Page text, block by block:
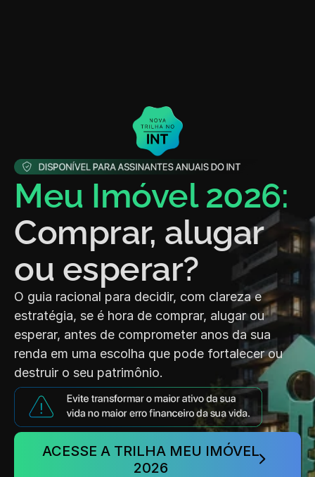
Comprar, alugar
ou esperar?
O guia racional para decidir, com clareza e
estratégia, se é hora de comprar, alugar ou
esperar, antes de comprometer anos da sua
renda em uma escolha que pode fortalecer ou
destruir o seu patrimônio.
ACESSE A TRILHA MEU IMÓVEL
2026